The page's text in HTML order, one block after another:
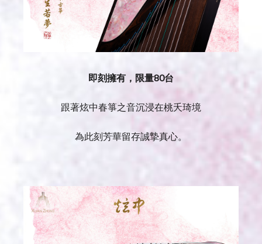
即刻擁有，限量80台
跟著炫中春箏之音沉浸在桃夭琦境
為此刻芳華留存誠摯真心。